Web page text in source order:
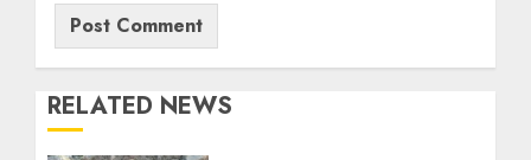
RELATED NEWS